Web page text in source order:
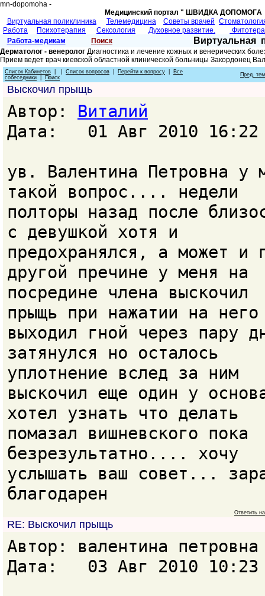
mn-dopomoha -
Медицинский портал " ШВИДКА
Виртуальная поликлиника
Телемедицина Советы врачей
Работа
Психотерапия Сексология Духовное развитие.
Работа-медикам
Поиск Виртуальная
Дерматолог - венеролог Диагностика и лечение кожных и венерических
Прием ведет врач киевской областной клинической больницы Закордонец
Список Кабинетов Список вопросов Перейти к вопросу
Все
собеседники
Поиск Пред.
Выскочил прыщь
Автор: Виталий
Дата: 01 Авг 2010 16:22
ув. Валентина Петровна у
такой вопрос.... недели
полторы назад после
с девушкой хотя и
предохранялся, а может и
другой пречине у меня на
посредине члена выскочил
прыщь при нажатии на него
выходил гной через пару
затянулся но осталось
уплотнение вслед за ним
выскочил еще один у
хотел узнать что делать
помазал вишневского пока
безрезультатно.... хочу
услышать ваш совет...
благодарен
Ответить
RE: Выскочил прыщь
Автор: валентина
Дата: 03 Авг 2010 10:23